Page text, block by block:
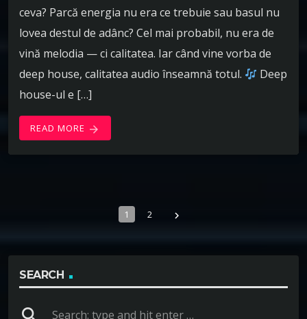
ceva? Parcă energia nu era ce trebuie sau basul nu
lovea destul de adânc? Cel mai probabil, nu era de
vină melodia — ci calitatea. Iar când vine vorba de
deep house, calitatea audio înseamnă totul.
Deep
house-ul e […]
READ MORE arrow_forward
1 2 navigate_next
SEARCH